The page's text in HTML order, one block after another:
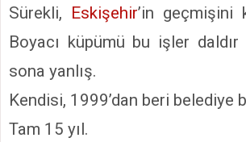
Sürekli, Eskişehir’in geçmişini
Boyacı küpümü bu işler
sona yanlış.
Kendisi, 1999’dan beri belediye
Tam 15 yıl.